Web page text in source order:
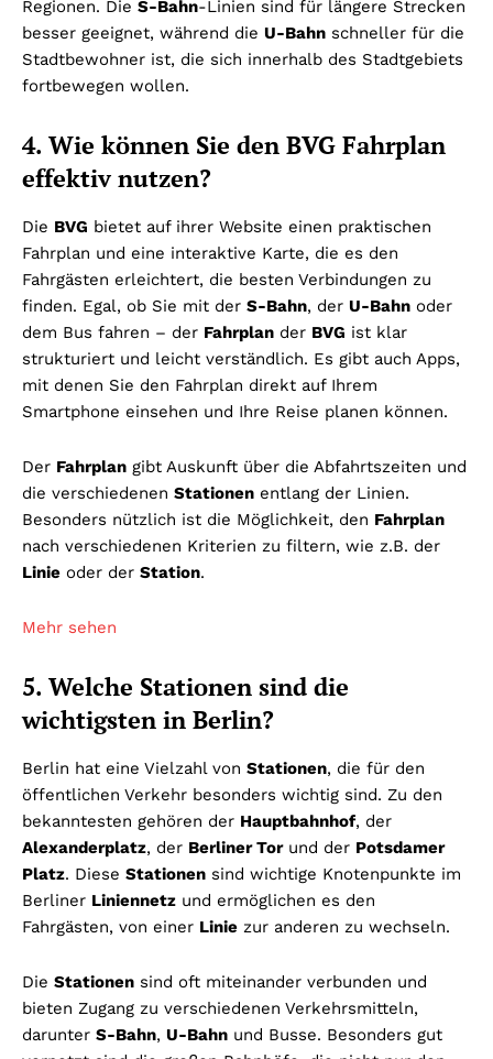
Regionen. Die S-Bahn-Linien sind für längere Strecken
besser geeignet, während die U-Bahn schneller für die
Stadtbewohner ist, die sich innerhalb des Stadtgebiets
fortbewegen wollen.
4. Wie können Sie den BVG Fahrplan
effektiv nutzen?
Die BVG bietet auf ihrer Website einen praktischen
Fahrplan und eine interaktive Karte, die es den
Fahrgästen erleichtert, die besten Verbindungen zu
finden. Egal, ob Sie mit der S-Bahn, der U-Bahn oder
dem Bus fahren – der Fahrplan der BVG ist klar
strukturiert und leicht verständlich. Es gibt auch Apps,
mit denen Sie den Fahrplan direkt auf Ihrem
Smartphone einsehen und Ihre Reise planen können.
Der Fahrplan gibt Auskunft über die Abfahrtszeiten und
die verschiedenen Stationen entlang der Linien.
Besonders nützlich ist die Möglichkeit, den Fahrplan
nach verschiedenen Kriterien zu filtern, wie z.B. der
Linie oder der Station.
Mehr sehen
5. Welche Stationen sind die
wichtigsten in Berlin?
Berlin hat eine Vielzahl von Stationen, die für den
öffentlichen Verkehr besonders wichtig sind. Zu den
bekanntesten gehören der Hauptbahnhof, der
Alexanderplatz, der Berliner Torund der Potsdamer
Platz. Diese Stationen sind wichtige Knotenpunkte im
Berliner Liniennetz und ermöglichen es den
Fahrgästen, von einer Linie zur anderen zu wechseln.
Die Stationen sind oft miteinander verbunden und
bieten Zugang zu verschiedenen Verkehrsmitteln,
darunter S-Bahn, U-Bahn und Busse. Besonders gut